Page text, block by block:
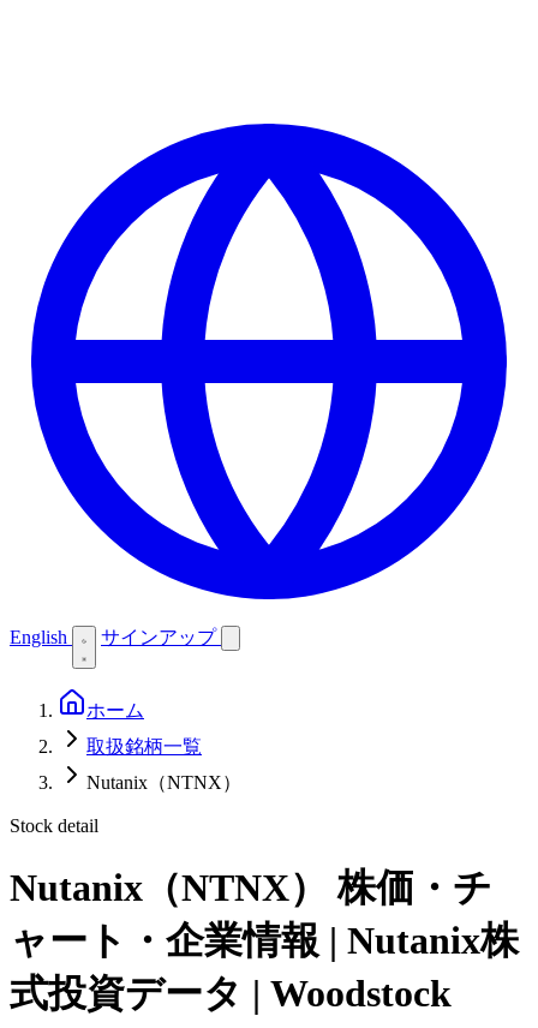
English サインアップ
ホーム
取扱銘柄一覧
Nutanix（NTNX）
Stock detail
Nutanix（NTNX）
株価・チ
ャート・企業情報 | Nutanix株
式投資データ | Woodstock